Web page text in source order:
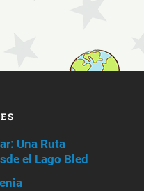
Una Ruta
el Lago Bled